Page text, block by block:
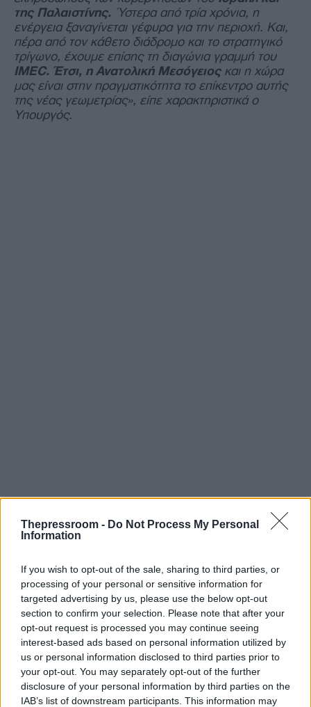
Thepressroom - Do Not Process My Personal
Information
If you wish to opt-out of the sale, sharing to third parties, or
processing of your personal or sensitive information for
targeted advertising by us, please use the below opt-out
section to confirm your selection. Please note that after your
opt-out request is processed you may continue seeing
interest-based ads based on personal information utilized by
us or personal information disclosed to third parties prior to
your opt-out. You may separately opt-out of the further
disclosure of your personal information by third parties on the
IAB’s list of downstream participants. This information may
της Παλαιστίνης. Ύστερα από τρία χρόνια, η
ενέργεια ξαναγίνεται γέφυρα για την περιοχή. Και,
πέρα από τον κάθετο διάδρομο και το στρατηγικό
τρίγωνο, έχουμε επίσης τη διαγώνια γραμμή του
IMEC. Έτσι, η Ανατολική Μεσόγειοςκαι η χώρα
μας είναι στην πραγματικότητα το επίκεντρο αυτής
της νέας γεωμετρίας», είπε χαρακτηριστικά ο
Υπουργός.
Για τη σημασία, δε, των ηλεκτρικών διασυνδέσεων,
κάνοντας ιδιαίτερη αναφορά στα έργαGSI και
GREGY, ο Υπουργόςανέδειξε ότι «όλο και
περισσότερες χώρες της περιοχής συνειδητοποιούν
ότι έχουμε περισσότερα να κερδίσουμε
συνεργαζόμενοι παρά ενεργώντας μόνοι μας. ‘Αρα,
πιστεύω ότι αυτοί οι διάδρομοι μετατρέπονται σε
αρτηρίες εμπορίου και ευημερίας για την περιοχή,
και αυτό συνιστά μια πολύ ελπιδοφόρα εξέλιξη».